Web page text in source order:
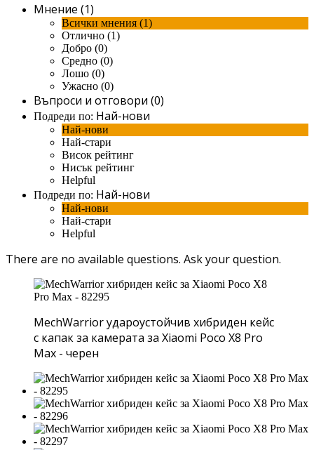
Мнение (1)
Всички мнения (1)
Отлично (1)
Добро (0)
Средно (0)
Лошо (0)
Ужасно (0)
Въпроси и отговори (0)
Подреди по: Най-нови
Най-нови
Най-стари
Висок рейтинг
Нисък рейтинг
Helpful
Подреди по: Най-нови
Най-нови
Най-стари
Helpful
There are no available questions. Ask your question.
MechWarrior удароустойчив хибриден кейс
с капак за камерата за Xiaomi Poco X8 Pro
Max - черен